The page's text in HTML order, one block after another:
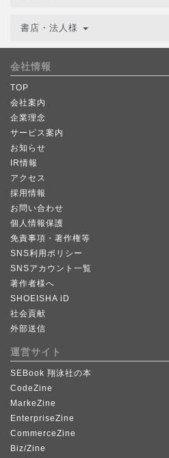
書店・法人様
会社情報
TOP
会社案内
企業理念
サービス案内
お知らせ
IR情報
アクセス
採用情報
お問い合わせ
個人情報保護
免責事項・著作権等
SNS利用ポリシー
SNSアカウント一覧
著作者様へ
SHOEISHA iD
社会貢献
外部送信
運営サイト
SEBook 翔泳社の本
CodeZine
MarkeZine
EnterpriseZine
CommerceZine
Biz/Zine